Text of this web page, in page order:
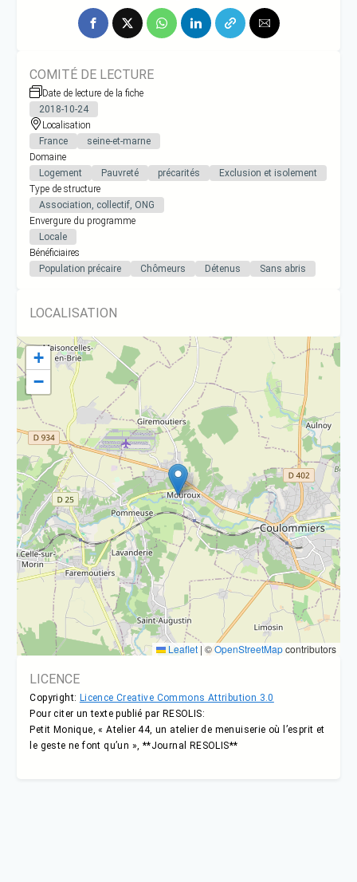
COMITÉ DE LECTURE
Date de lecture de la fiche
2018-10-24
Localisation
France
seine-et-marne
Domaine
Logement
Pauvreté précarités
Exclusion et isolement
Type de structure
Association, collectif, ONG
Envergure du programme
Locale
Bénéficiaires
Population précaire
Chômeurs Détenus Sans abris
LOCALISATION
+
−
Leaflet | ©OpenStreetMapcontributors
LICENCE
Copyright: Licence Creative Commons Attribution 3.0
Pour citer un texte publié par RESOLIS:
Petit Monique, « Atelier 44, un atelier de menuiserie où l’esprit et
le geste ne font qu’un », **Journal RESOLIS**